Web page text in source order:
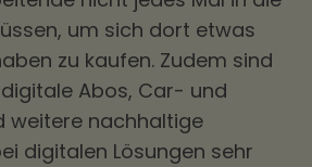
um sich dort etwas
zu kaufen. Zudem sind
Abos, Car- und
weitere nachhaltige
digitalen Lösungen sehr